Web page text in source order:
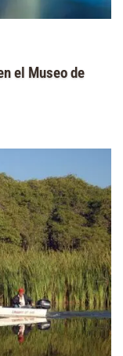
el Museo de